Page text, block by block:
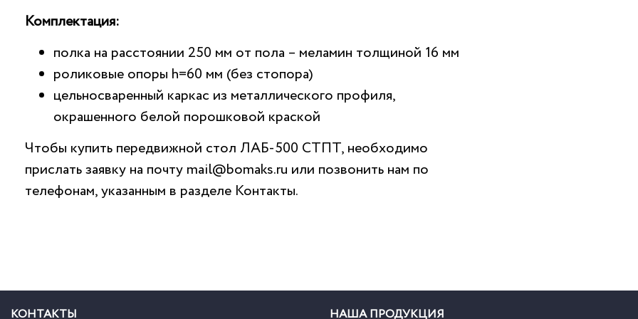
Комплектация:
полка на расстоянии 250 мм от пола – меламин толщиной 16 мм
роликовые опоры h=60 мм (без стопора)
цельносваренный каркас из металлического профиля,
окрашенного белой порошковой краской
Чтобы купить передвижной стол ЛАБ-500 СТПТ, необходимо
прислать заявку на почту mail@bomaks.ru или позвонить нам по
телефонам, указанным в разделе Контакты.
КОНТАКТЫ НАША ПРОДУКЦИЯ